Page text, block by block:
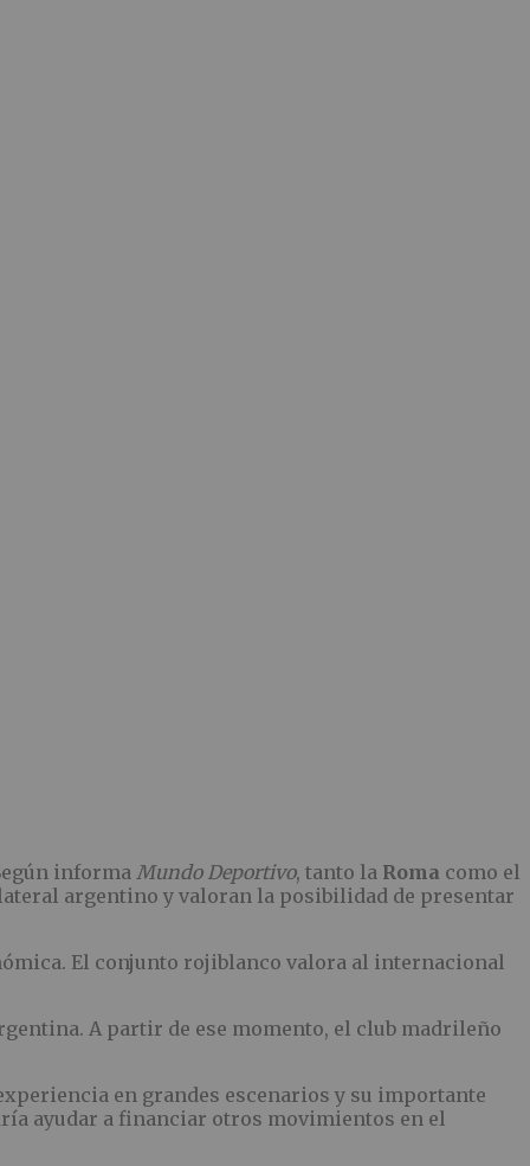
informa Mundo Deportivo, tanto la Roma como el
argentino y valoran la posibilidad de presentar
El conjunto rojiblanco valora al internacional
A partir de ese momento, el club madrileño
en grandes escenarios y su importante
ayudar a financiar otros movimientos en el